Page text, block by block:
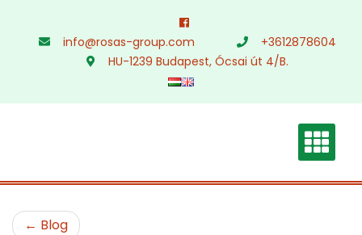
content
info@rosas-group.com
+3612878604
HU-1239 Budapest, Ócsai út 4/B.
Blog